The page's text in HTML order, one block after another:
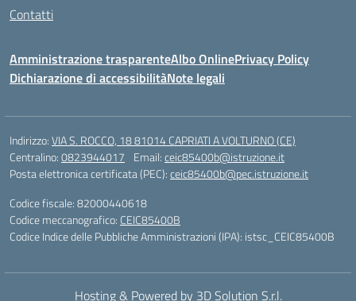
Contatti
Amministrazione trasparenteAlbo OnlinePrivacy Policy
Dichiarazione di accessibilitàNote legali
Indirizzo:VIA S. ROCCO, 18 81014 CAPRIATI A VOLTURNO (CE)
Centralino:0823944017 Email:ceic85400b@istruzione.it
Posta elettronica certificata (PEC):ceic85400b@pec.istruzione.it
Codice fiscale: 82000440618
Codice meccanografico: CEIC85400B
Codice Indice delle Pubbliche Amministrazioni (IPA): istsc_CEIC85400B
Hosting & Powered by 3D Solution S.r.l.